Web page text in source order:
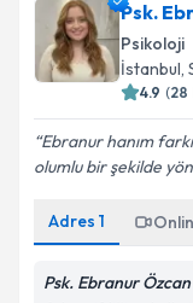
Psk.
Psikoloji
İstanbul,
4.9 (28
Ebranur hanım
olumlu bir şekilde
Adres 1
Psk. Ebranur Özcan